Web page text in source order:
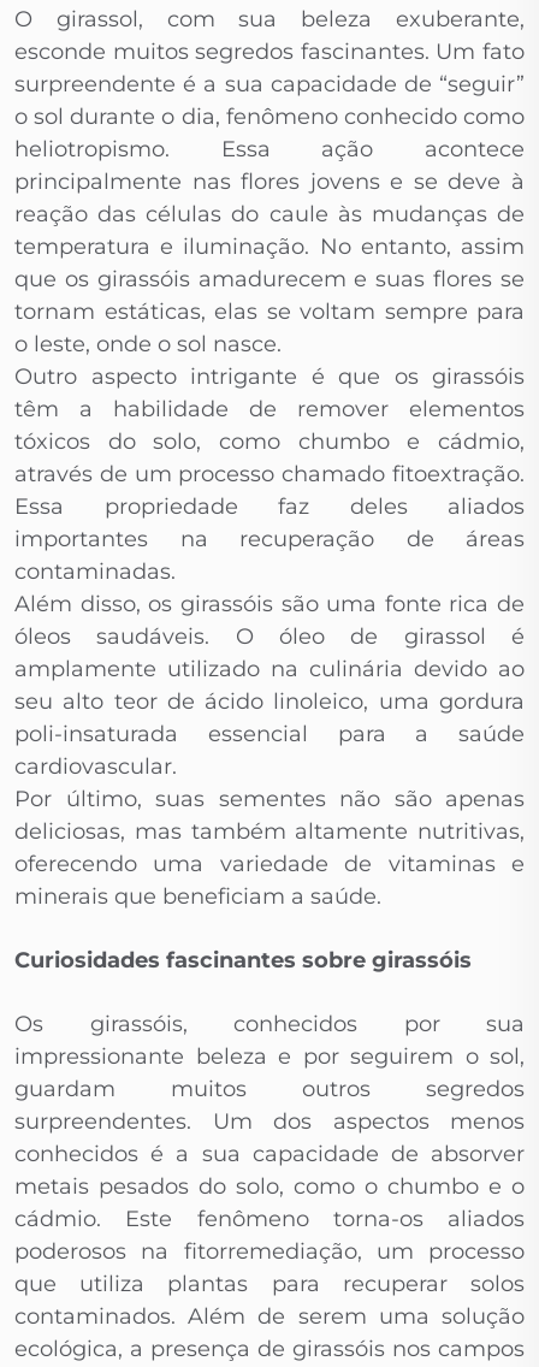
O girassol, com sua beleza exuberante,
esconde muitos segredos fascinantes. Um fato
surpreendente é a sua capacidade de “seguir”
o sol durante o dia, fenômeno conhecido como
heliotropismo. Essa ação acontece
principalmente nas flores jovens e se deve à
reação das células do caule às mudanças de
temperatura e iluminação. No entanto, assim
que os girassóis amadurecem e suas flores se
tornam estáticas, elas se voltam sempre para
o leste, onde o sol nasce.
Outro aspecto intrigante é que os girassóis
têm a habilidade de remover elementos
tóxicos do solo, como chumbo e cádmio,
através de um processo chamado fitoextração.
Essa propriedade faz deles aliados
importantes na recuperação de áreas
contaminadas.
Além disso, os girassóis são uma fonte rica de
óleos saudáveis. O óleo de girassol é
amplamente utilizado na culinária devido ao
seu alto teor de ácido linoleico, uma gordura
poli-insaturada essencial para a saúde
cardiovascular.
Por último, suas sementes não são apenas
deliciosas, mas também altamente nutritivas,
oferecendo uma variedade de vitaminas e
minerais que beneficiam a saúde.
Curiosidades fascinantes sobre girassóis
Os girassóis, conhecidos por sua
impressionante beleza e por seguirem o sol,
guardam muitos outros segredos
surpreendentes. Um dos aspectos menos
conhecidos é a sua capacidade de absorver
metais pesados do solo, como o chumbo e o
cádmio. Este fenômeno torna-os aliados
poderosos na fitorremediação, um processo
que utiliza plantas para recuperar solos
contaminados. Além de serem uma solução
ecológica, a presença de girassóis nos campos